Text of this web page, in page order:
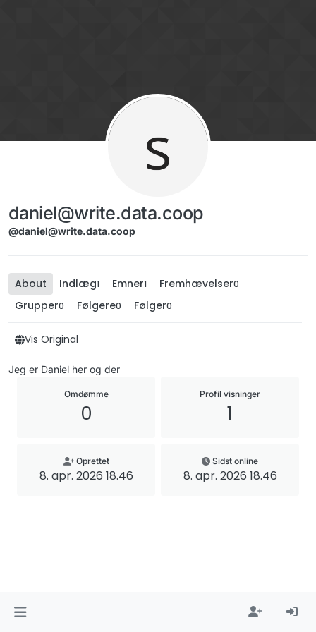
daniel@write.data.coop
@daniel@write.data.coop
About Indlæg1 Emner1 Fremhævelser0
Grupper0 Følgere0 Følger0
Vis Original
Jeg er Daniel her og der
Omdømme
0
Profil visninger
1
Oprettet
8. apr. 2026 18.46
Sidst online
8. apr. 2026 18.46